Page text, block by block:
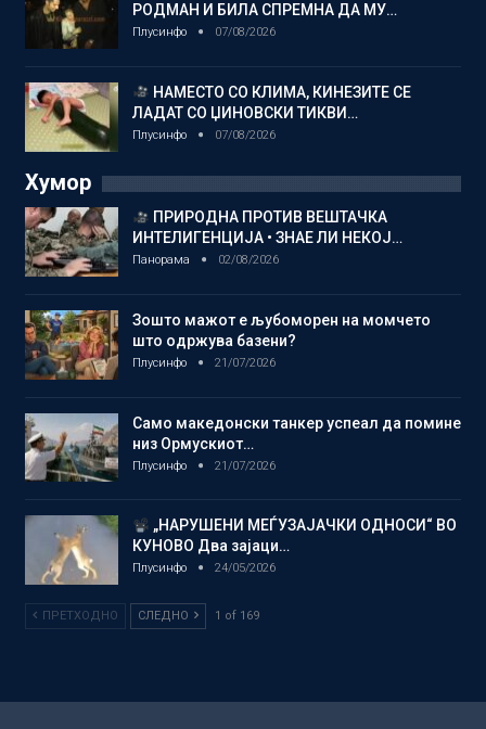
РОДМАН И БИЛА СПРЕМНА ДА МУ…
Плусинфо 07/08/2026
НАМЕСТО СО КЛИМА, КИНЕЗИТЕ СЕ
ЛАДАТ СО ЏИНОВСКИ ТИКВИ…
Плусинфо 07/08/2026
Хумор
ПРИРОДНА ПРОТИВ ВЕШТАЧКА
ИНТЕЛИГЕНЦИЈА • ЗНАЕ ЛИ НЕКОЈ…
Панорама 02/08/2026
Зошто мажот е љубоморен на момчето
што одржува базени?
Плусинфо 21/07/2026
Само македонски танкер успеал да помине
низ Ормускиот…
Плусинфо 21/07/2026
„НАРУШЕНИ МЕЃУЗАЈАЧКИ ОДНОСИ“ ВО
КУНОВО Два зајаци…
Плусинфо 24/05/2026
ПРЕТХОДНО СЛЕДНО 1 of 169